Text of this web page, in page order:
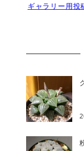
ギャラリー用投